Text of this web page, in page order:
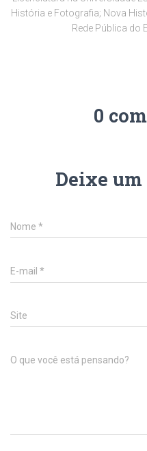
História e Fotografia; Nova
Rede Pública do
0
Deixe
Nome *
E-mail *
Site
O que você está pensando?